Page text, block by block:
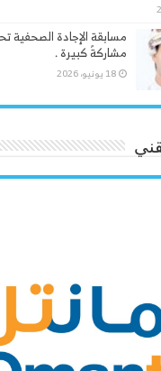
مسابقة الإجادة الصحفية
مشاركةً كبيرة .
18 يونيو، 2026